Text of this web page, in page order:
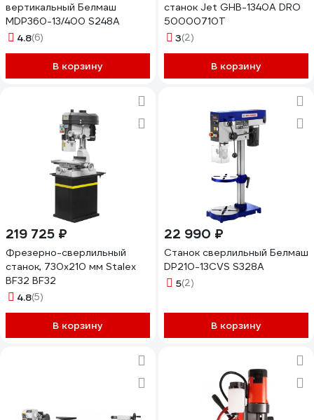
вертикальный Белмаш
MDP360-13/400 S248A
4.8(6)
В корзину
станок Jet GHB-1340A DRO
50000710T
3(2)
В корзину
219 725 ₽
Фрезерно-сверлильный
станок, 730х210 мм Stalex
BF32 BF32
4.8(5)
В корзину
22 990 ₽
Станок сверлильный Белмаш
DP210-13CVS S328A
5(2)
В корзину